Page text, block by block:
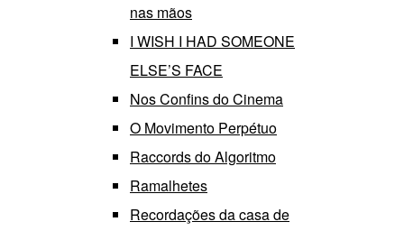
nas mãos
I WISH I HAD SOMEONE
ELSE’S FACE
Nos Confins do Cinema
O Movimento Perpétuo
Raccords do Algoritmo
Ramalhetes
Recordações da casa de